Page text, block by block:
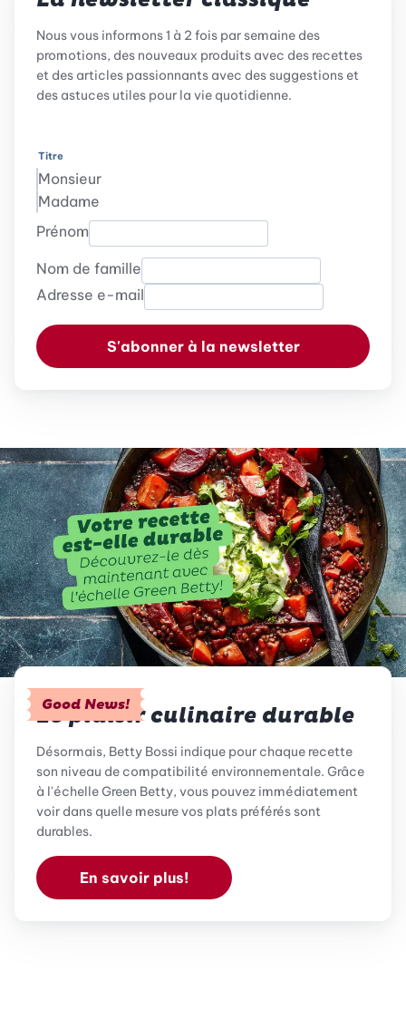
Nous vous informons 1 à 2 fois par semaine des
promotions, des nouveaux produits avec des recettes
et des articles passionnants avec des suggestions et
des astuces utiles pour la vie quotidienne.
Titre
Monsieur
Madame
Prénom
Nom de famille
Adresse e-mail
S'abonner à la newsletter
Good News!
Le plaisir culinaire durable
Désormais, Betty Bossi indique pour chaque recette
son niveau de compatibilité environnementale. Grâce
à l'échelle Green Betty, vous pouvez immédiatement
voir dans quelle mesure vos plats préférés sont
durables.
En savoir plus!